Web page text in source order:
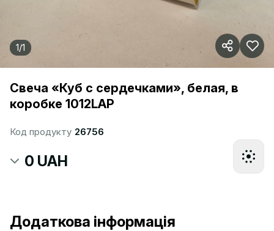
1/1
Свеча «Куб с сердечками», белая, в
коробке 1012LAP
Код продукту 26756
0 UAH
Додаткова інформація